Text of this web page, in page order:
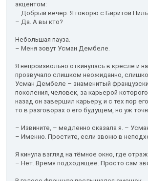
акцентом:
– Добрый вечер. Я говорю с Биритой
– Да. А вы кто?
Небольшая пауза.
– Меня зовут Усман Дембеле.
Я непроизвольно откинулась в кресле и
прозвучало слишком неожиданно,
Усман Дембеле – знаменитый
поколения, человек, за карьерой
назад он завершил карьеру, и с тех пор
то в разговорах о его будущем, но уж
– Извините, – медленно сказала я. –
– Именно. Простите, если звоню в
Я кинула взгляд на тёмное окно, где
– Нет. Время подходящее. Просто сам